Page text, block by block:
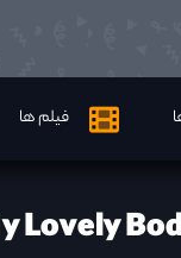
فیلم ها